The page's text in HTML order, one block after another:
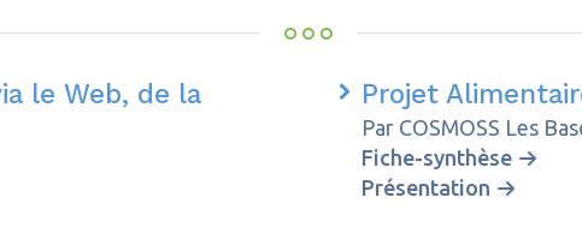
le Web, de la
Projet
Par COSMOSS Les
Fiche-synthèse
Présentation